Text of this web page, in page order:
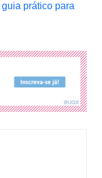
guia prático para